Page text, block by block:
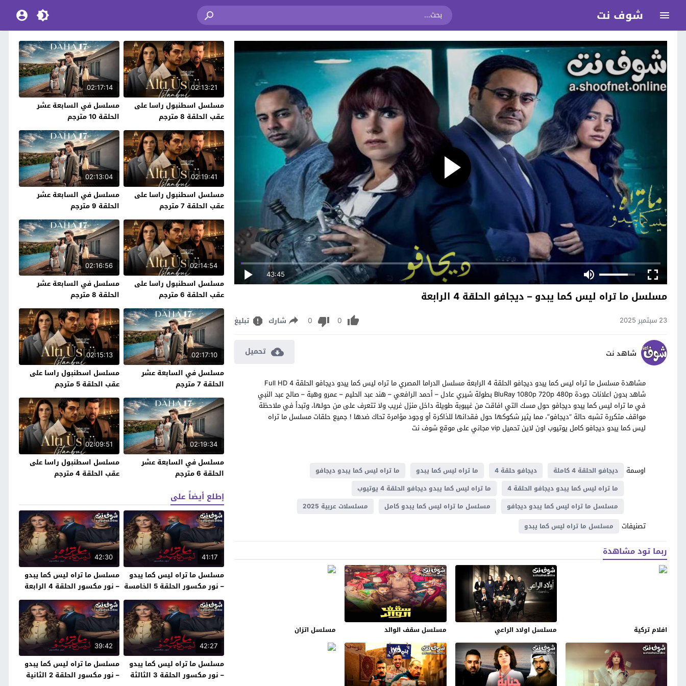
شوف نت
43:45
مسلسل ما تراه ليس كما يبدو – ديجافو الحلقة 4 الرابعة
23 سبتمبر 2025 0
0 شارك تبليغ
شاهد نت تحميل
مشاهدة مسلسل ما تراه ليس كما يبدو ديجافو الحلقة 4 الرابعة مسلسل الدراما المصري ما تراه ليس كما يبدو ديجافو الحلقة 4 Full HD
شاهد بدون اعلانات جودة BluRay 1080p 720p 480p بطولة شيري عادل – أحمد الرافعي – هند عبد الحليم – عمرو وهبة – صالح عبد النبي
في ما تراه ليس كما يبدو ديجافو حول مسك التي افاقت من غيبوبة طويلة داخل منزل غريب ولا تتعرف على من حولها، وتبدأ في ملاحظة
مواقف متكررة تشبه حالة “ديجافو”، مما يثير شكوكها حول فقدانها للذاكرة أو وجود مؤامرة تحاك ضدها ! جميع حلقات مسلسل ما تراه
ليس كما يبدو ديجافو كامل يوتيوب اون لاين تحميل vip مجاني على موقع شوف نت
اوسمة ديجافو الحلقة 4 كاملة ديجافو حلقة 4 ما تراه ليس كما يبدو
ما تراه ليس كما يبدو ديجافو
ما تراه ليس كما يبدو ديجافو الحلقة 4
ما تراه ليس كما يبدو ديجافو الحلقة 4 يوتيوب
مسلسل ما تراه ليس كما يبدو ديجافو
مسلسل ما تراه ليس كما يبدو كامل مسلسلات عربية 2025
تصنيفات مسلسل ما تراه ليس كما يبدو
ربما تود مشاهدة
افلام تركية مسلسل اولاد الراعي مسلسل سقف الوالد مسلسل اتزان
02:13:21
مسلسل اسطنبول راسا على
عقب الحلقة 8 مترجم
02:17:14
مسلسل في السابعة عشر
الحلقة 10 مترجم
02:19:41
مسلسل اسطنبول راسا على
عقب الحلقة 7 مترجم
02:13:04
مسلسل في السابعة عشر
الحلقة 9 مترجم
02:14:54
مسلسل اسطنبول راسا على
عقب الحلقة 6 مترجم
02:16:56
مسلسل في السابعة عشر
الحلقة 8 مترجم
02:17:10
مسلسل في السابعة عشر
الحلقة 7 مترجم
02:15:13
مسلسل اسطنبول راسا على
عقب الحلقة 5 مترجم
02:19:34
مسلسل في السابعة عشر
الحلقة 6 مترجم
02:09:51
مسلسل اسطنبول راسا على
عقب الحلقة 4 مترجم
إطلع أيضاً على
41:17
مسلسل ما تراه ليس كما يبدو
– نور مكسور الحلقة 5 الخامسة
والاحيرة
42:30
مسلسل ما تراه ليس كما يبدو
– نور مكسور الحلقة 4 الرابعة
42:27
مسلسل ما تراه ليس كما يبدو
– نور مكسور الحلقة 3 الثالثة
39:42
مسلسل ما تراه ليس كما يبدو
– نور مكسور الحلقة 2 الثانية